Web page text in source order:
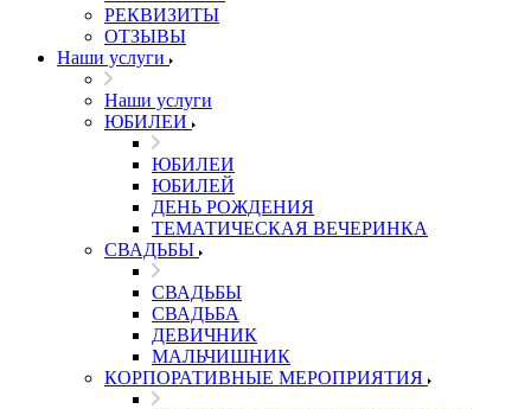
РЕКВИЗИТЫ
ОТЗЫВЫ
Наши услуги
Наши услуги
ЮБИЛЕИ
ЮБИЛЕИ
ЮБИЛЕЙ
ДЕНЬ РОЖДЕНИЯ
ТЕМАТИЧЕСКАЯ ВЕЧЕРИНКА
СВАДЬБЫ
СВАДЬБЫ
СВАДЬБА
ДЕВИЧНИК
МАЛЬЧИШНИК
КОРПОРАТИВНЫЕ МЕРОПРИЯТИЯ